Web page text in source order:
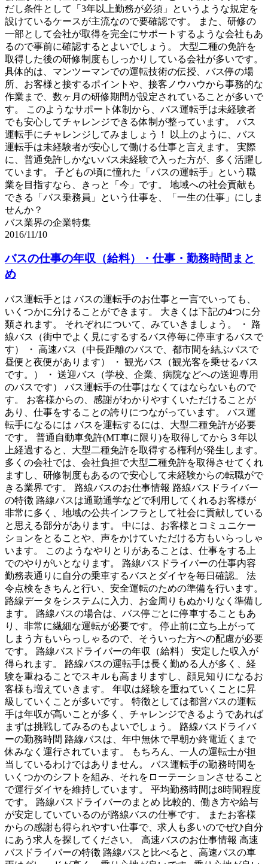
だし条件として「3年以上勤務が必須」というような規定を
設けているケースが主流なので要確認です。 また、研修の
一部として会社が取得を完全にサポートするような会社もあ
るので事前に確認するとよいでしょう。 大型二種の免許を
取得した後の研修制度もしっかりしている会社が多いです。
具体的は、マンツーマンでの運転技術の伝授、バス停の場
所、お客様と接するポイントや、接客ノウハウから事務的な
作業まで、数ヶ月の研修期間が設定されていることが多いで
す。 このようなサポート体制から、バス運転手は未経験者
でも安心してチャレンジできる体制が整っています。 バス
運転手にチャレンジしてみましょう！ 以上のように、バス
運転手は未経験者が安心して働ける仕事と言えます。 実際
に、普通免許しかないバス未経験で入った方が、多く活躍し
ています。 子どもの頃に憧れた「バスの運転手」という職
業を目指すなら、きっと「今」です。 地域への社会貢献も
できる「バス乗務員」という仕事を、「一生の仕事」にしま
せんか？
バス業界の企業特集
2016/11/10
バスの仕事の年収（給料）・仕事・勤務時間まと
め
バス運転手とは バスの運転手のお仕事と一言でいっても、
いくつかに分けることができます。 大きくは下記の4つに分
類されます。 それぞれについて、みていきましょう。 ・ 路
線バス（街中でよく見にするするバス停毎に停車するバスで
す） ・ 高速バス（中長距離のバスで、都市間を結ぶバスで
昼便と夜便があります） ・ 観光バス（観光客を乗せるバス
です。） ・ 送迎バス（学校、企業、病院などへの送迎専用
のバスです） バス運転手の仕事はなくてはならないもので
す。 お客様からの、感謝がわかりやすくいただけることが
あり、仕事をすることの誇りにつながっています。 バス運
転手になるには バスを運転するには、大型二種免許が必要
です。 普通自動車免許(MT車に限り)を取得してから３年以
上経過すると、大型二種免許を取得する権利が発生します。
多くの会社では、会社負担で大型二種免許を取得させてくれ
ますし、研修制度もあるので安心して未経験からの転職がで
きる業界です。 路線バスのお仕事情報 路線バスドライバー
の特徴 路線バスは通勤通学などで利用してくれるお客様が
非常に多く、地域の公共インフラとして社会に貢献している
と思える部分があります。 中には、お客様とコミュニケー
ションをとることや、声をかけていただける方もいらっしゃ
います。 このようなやりとりがあることは、仕事をする上
でのやりがいとなります。 路線バスドライバーの仕事内容
勤務表通りに自分の乗車するバスとダイヤを毎日確認。 法
令点検をきちんと行い、安全運転のための準備を行います。
路線データをシステムに入力、お金周りもぬかりなく準備し
ます。 路線バスの場合は、バス停ごとに停車することもあ
り、非常に繊細な運転が必要です。 停止前に立ち上がって
しまう方もいらっしゃるので、そういった方への配慮が必要
です。 路線バスドライバーの年収（給料） 安定した収入が
得られます。 路線バスの運転手は長く勤める人が多く、経
験を重ねることでスキルも高まりますし、顔見知りになるお
客様も増えていきます。 年収は経験を重ねていくことに昇
級していくことが多いです。 特徴としては都営バスの運転
手は年収が高いことが多く、チャレンジできるようであれば
まずは挑戦してみるのもよいでしょう。 路線バスドライバ
ーの勤務時間 路線バスは、年中無休で早朝か終電近くまで
休みなく運行されています。 もちろん、一人の運転士が担
当しているわけではありません。 バス運転手の勤務時間を
いくつかのシフトを組み、それをローテーションさせること
で運行ダイヤを維持しています。 平均勤務時間は8時間程度
です。 路線バスドライバーのまとめ 比較的、働き方や給与
が安定していているのが路線バスの仕事です。 またお客様
からの感謝も得られやすい仕事で、求人も多いのでぜひ自分
にあう求人を探してください。 高速バスのお仕事情報 高速
バスドライバーの特徴 路線バスと比べると、高速バスの車